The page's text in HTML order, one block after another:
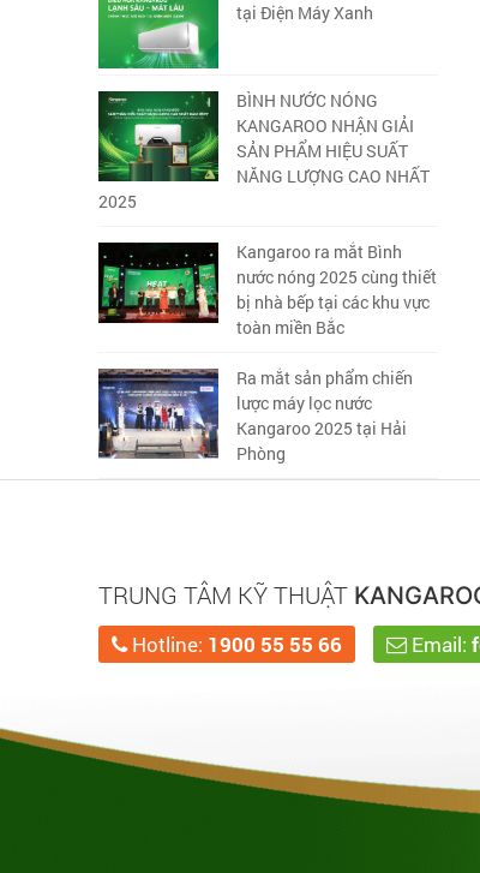
tại Điện Máy Xanh
BÌNH NƯỚC NÓNG
KANGAROO NHẬN GIẢI
SẢN PHẨM HIỆU SUẤT
NĂNG LƯỢNG CAO NHẤT
2025
Kangaroo ra mắt Bình
nước nóng 2025 cùng thiết
bị nhà bếp tại các khu vực
toàn miền Bắc
Ra mắt sản phẩm chiến
lược máy lọc nước
Kangaroo 2025 tại Hải
Phòng
TRUNG TÂM KỸ THUẬT
Hotline: 1900 55 55 66 Email: